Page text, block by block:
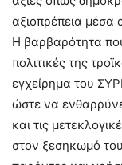
αξιοπρέπεια
Η βαρβαρότητα
πολιτικές της
εγχείρημα του
ώστε να
και τις
στον ξεσηκωμό